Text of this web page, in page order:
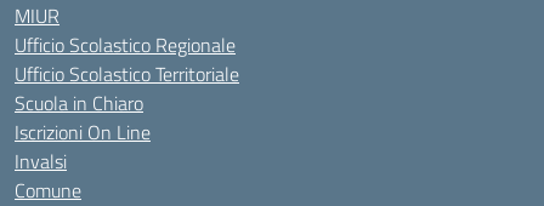
MIUR
Ufficio Scolastico Regionale
Ufficio Scolastico Territoriale
Scuola in Chiaro
Iscrizioni On Line
Invalsi
Comune